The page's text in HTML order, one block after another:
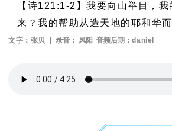
【诗121:1-2】我要向山举目，
来？我的帮助从造天地的耶和华而
文字：张贝 |录音： 凤阳 音频后期：daniel